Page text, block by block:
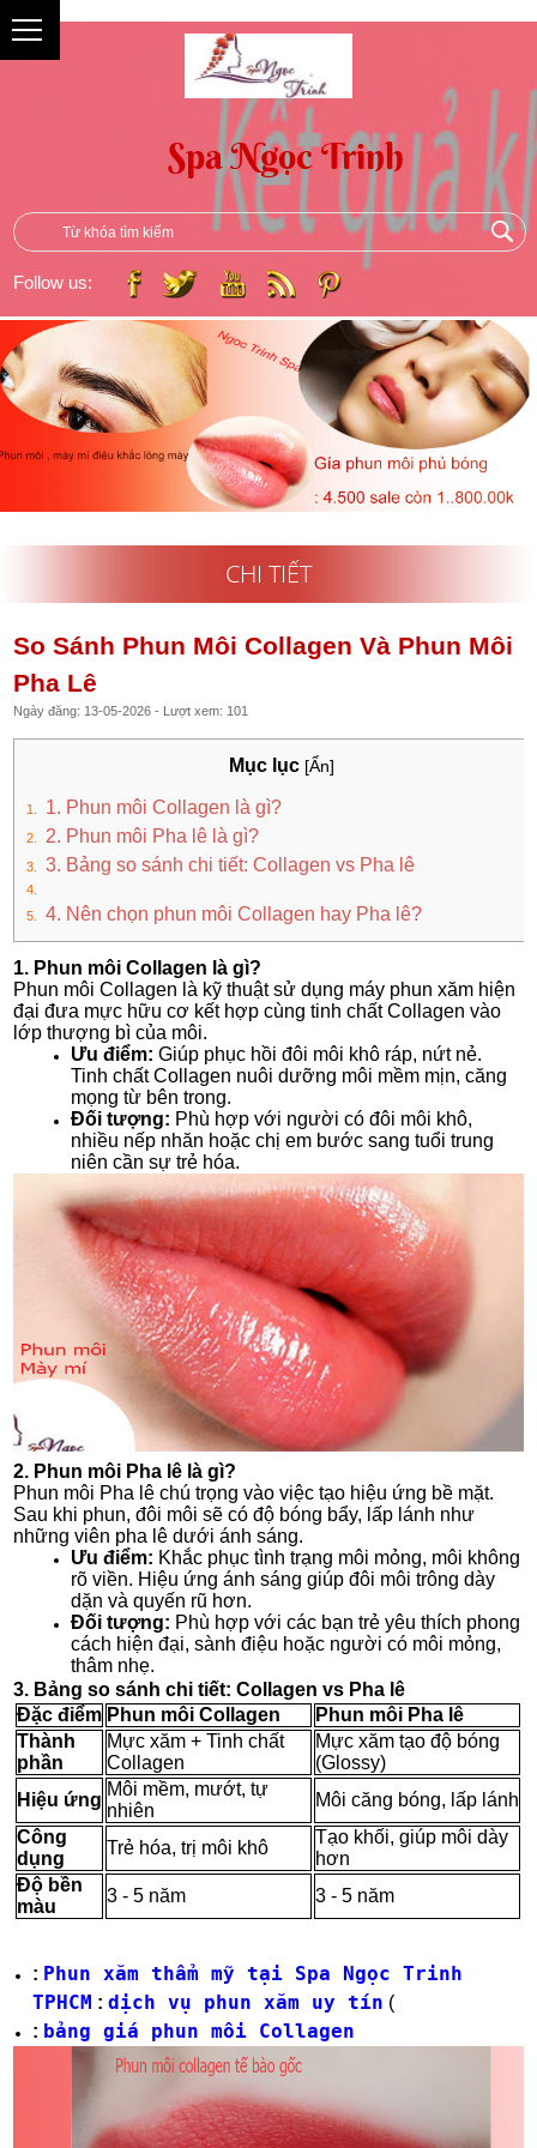
Follow us:
CHI TIẾT
So Sánh Phun Môi Collagen Và Phun Môi
Pha Lê
Ngày đăng: 13-05-2026 - Lượt xem: 101
Mục lục [Ẩn]
1. Phun môi Collagen là gì?
2. Phun môi Pha lê là gì?
3. Bảng so sánh chi tiết: Collagen vs Pha lê
4. Nên chọn phun môi Collagen hay Pha lê?
1. Phun môi Collagen là gì?
Phun môi Collagen là kỹ thuật sử dụng máy phun xăm hiện
đại đưa mực hữu cơ kết hợp cùng tinh chất Collagen vào
lớp thượng bì của môi.
Ưu điểm: Giúp phục hồi đôi môi khô ráp, nứt nẻ.
Tinh chất Collagen nuôi dưỡng môi mềm mịn, căng
mọng từ bên trong.
Đối tượng: Phù hợp với người có đôi môi khô,
nhiều nếp nhăn hoặc chị em bước sang tuổi trung
niên cần sự trẻ hóa.
2. Phun môi Pha lê là gì?
Phun môi Pha lê chú trọng vào việc tạo hiệu ứng bề mặt.
Sau khi phun, đôi môi sẽ có độ bóng bẩy, lấp lánh như
những viên pha lê dưới ánh sáng.
Ưu điểm: Khắc phục tình trạng môi mỏng, môi không
rõ viền. Hiệu ứng ánh sáng giúp đôi môi trông dày
dặn và quyến rũ hơn.
Đối tượng: Phù hợp với các bạn trẻ yêu thích phong
cách hiện đại, sành điệu hoặc người có môi mỏng,
thâm nhẹ.
3. Bảng so sánh chi tiết: Collagen vs Pha lê
Đặc điểm Phun môi Collagen
Phun môi Pha lê
Thành
phần
Mực xăm + Tinh chất
Collagen
Mực xăm tạo độ bóng
(Glossy)
Hiệu ứng
Môi mềm, mướt, tự
nhiên
Môi căng bóng, lấp lánh
Công
dụng
Trẻ hóa, trị môi khô
Tạo khối, giúp môi dày
hơn
Độ bền
màu
3 - 5 năm 3 - 5 năm
: Phun xăm thẩm mỹ tại Spa Ngọc Trinh
TPHCM : dịch vụ phun xăm uy tín (
: bảng giá phun môi Collagen